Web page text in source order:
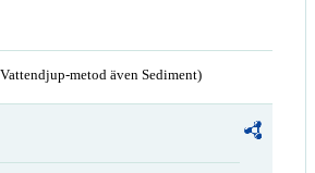
metod även Sediment)